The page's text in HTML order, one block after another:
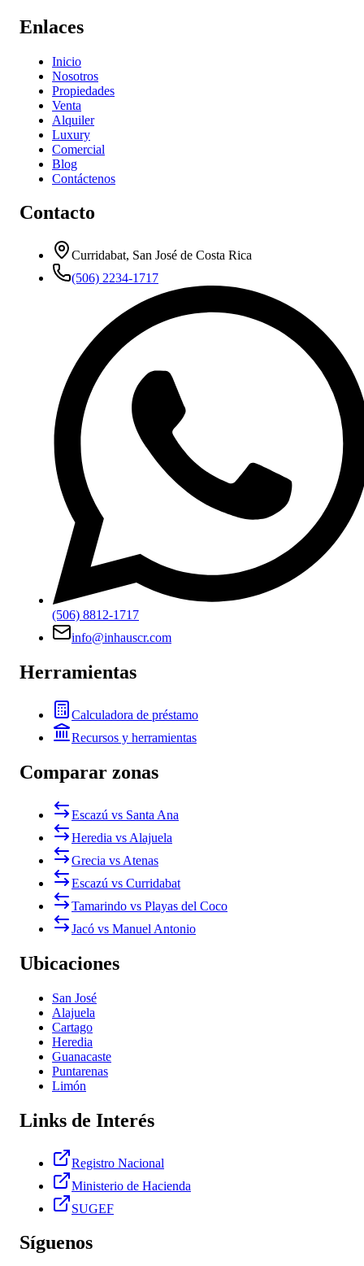
Enlaces
Inicio
Nosotros
Propiedades
Venta
Alquiler
Luxury
Comercial
Blog
Contáctenos
Contacto
Curridabat, San José de Costa Rica
(506) 2234-1717
(506) 8812-1717
info@inhauscr.com
Herramientas
Calculadora de préstamo
Recursos y herramientas
Comparar zonas
Escazú vs Santa Ana
Heredia vs Alajuela
Grecia vs Atenas
Escazú vs Curridabat
Tamarindo vs Playas del Coco
Jacó vs Manuel Antonio
Ubicaciones
San José
Alajuela
Cartago
Heredia
Guanacaste
Puntarenas
Limón
Links de Interés
Registro Nacional
Ministerio de Hacienda
SUGEF
Síguenos